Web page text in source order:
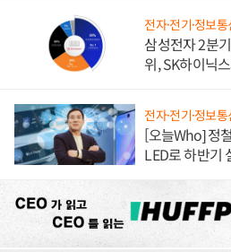
전자·전기·정보통
삼성전자 2분
위, SK하이닉
전자·전기·정보통
[오늘Who] 정
LED로 하반기